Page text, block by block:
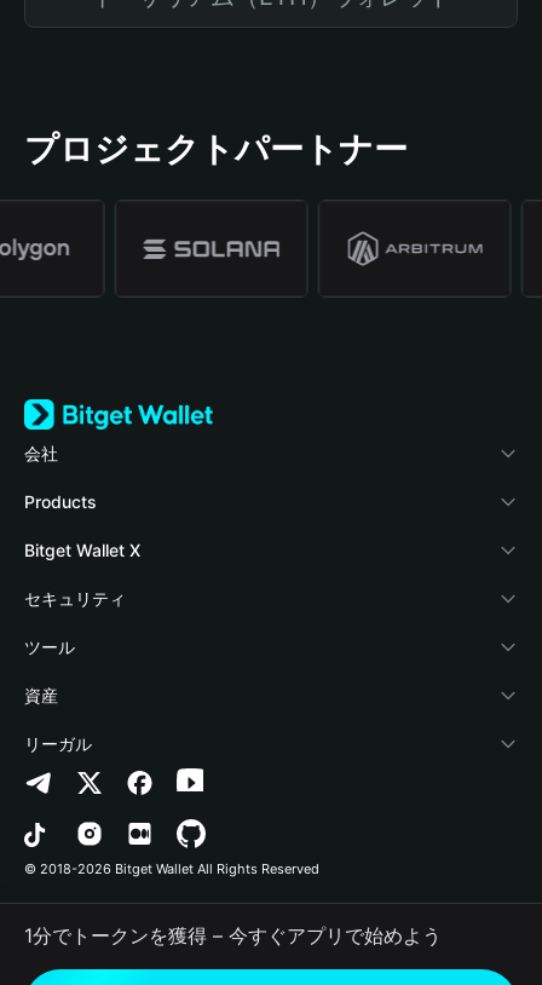
プロジェクトパートナー
会社
Bitget Walletについて
ブログ
アカデミー
暗号資産ニュース
Help Center
お問い合わせ
ブランドリソース
キャリア
Products
Crypto Card
Stablecoin Earn
Payfi Crypto
Crypto Swap API
Altcoin Season Index
Prediction Markets
DApp
RWA
Bitget Wallet X
デベロッパー
ウォレットを接続
Bitget Wallet Pay
プロジェクトを掲載
セキュリティ
保護基金
セキュリティ技術
ツール
暗号資産を購入
認証検出
コントラクト検出
一括送金
資産
Arbitrum
Avalanche
Bitcoin
Polygon
リーガル
プライバシーポリシー
利用規約
© 2018-2026 Bitget Wallet All Rights Reserved
1分でトークンを獲得 – 今すぐアプリで始めよう